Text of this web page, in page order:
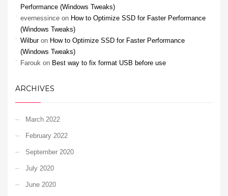
Performance (Windows Tweaks)
evernessince on How to Optimize SSD for Faster Performance
(Windows Tweaks)
Wilburon How to Optimize SSD for Faster Performance
(Windows Tweaks)
Farouk on Best way to fix format USB before use
ARCHIVES
March 2022
February 2022
September 2020
July 2020
June 2020